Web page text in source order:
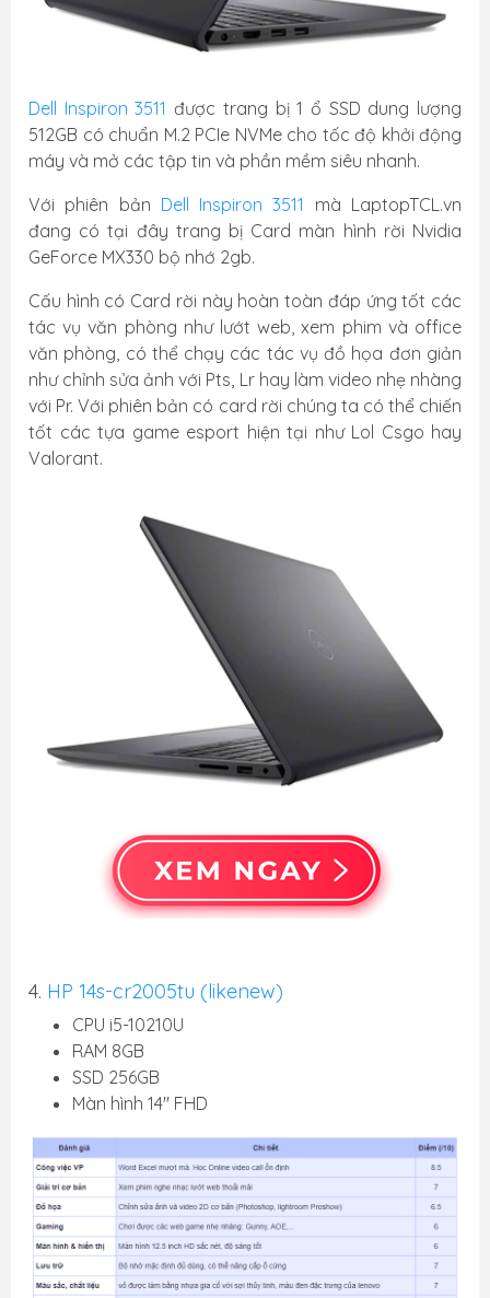
Dell Inspiron 3511được trang bị 1 ổ SSD dung lượng
512GB có chuẩn M.2 PCIe NVMe cho tốc độ khởi động
máy và mở các tập tin và phần mềm siêu nhanh.
Với phiên bản Dell Inspiron 3511 mà LaptopTCL.vn
đang có tại đây trang bị Card màn hình rời Nvidia
GeForce MX330 bộ nhớ 2gb.
Cấu hình có Card rời này hoàn toàn đáp ứng tốt các
tác vụ văn phòng như lướt web, xem phim và office
văn phòng, có thể chạy các tác vụ đồ họa đơn giản
như chỉnh sửa ảnh với Pts, Lr hay làm video nhẹ nhàng
với Pr. Với phiên bản có card rời chúng ta có thể chiến
tốt các tựa game esport hiện tại như Lol Csgo hay
Valorant.
4. HP 14s-cr2005tu (likenew)
CPU i5-10210U
RAM 8GB
SSD 256GB
Màn hình 14" FHD